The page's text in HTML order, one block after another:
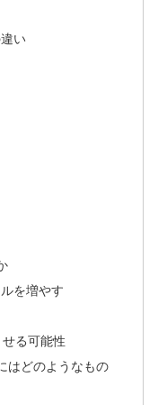
い
を増やす
る可能性
はどのようなもの